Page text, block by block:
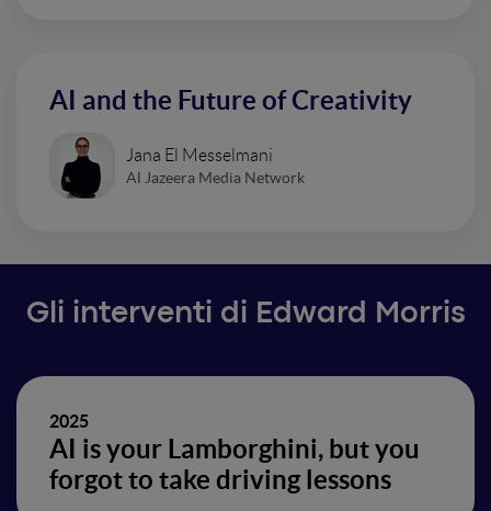
AI and the Future of Creativity
Jana El Messelmani
Al Jazeera Media Network
Gli interventi di Edward Morris
2025
AI is your Lamborghini, but you
forgot to take driving lessons